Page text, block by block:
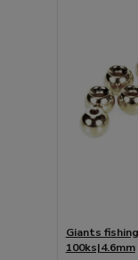
Giants
100ks|4.6mm